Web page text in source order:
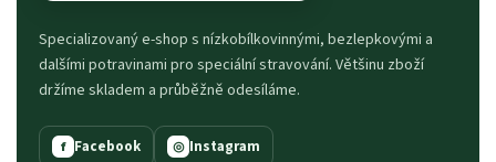
Specializovaný e-shop s nízkobílkovinnými, bezlepkovými a
dalšími potravinami pro speciální stravování. Většinu zboží
držíme skladem a průběžně odesíláme.
f Facebook ◎ Instagram